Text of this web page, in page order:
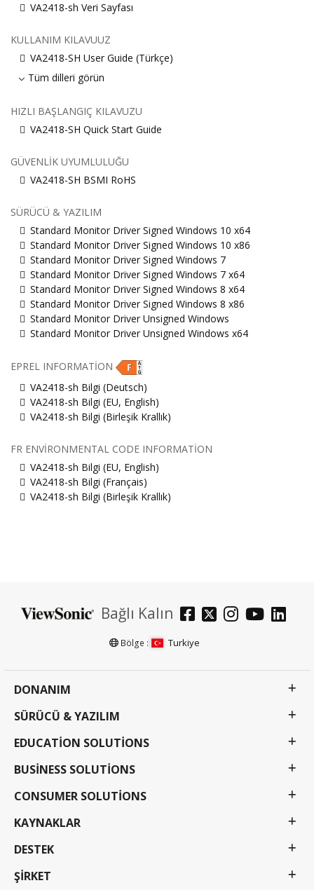
VA2418-sh Veri Sayfası
KULLANIM KILAVUUZ
VA2418-SH User Guide (Türkçe)
Tüm dilleri görün
HIZLI BAŞLANGIÇ KILAVUZU
VA2418-SH Quick Start Guide
GÜVENLIK UYUMLULUĞU
VA2418-SH BSMI RoHS
SÜRÜCÜ & YAZILIM
Standard Monitor Driver Signed Windows 10 x64
Standard Monitor Driver Signed Windows 10 x86
Standard Monitor Driver Signed Windows 7
Standard Monitor Driver Signed Windows 7 x64
Standard Monitor Driver Signed Windows 8 x64
Standard Monitor Driver Signed Windows 8 x86
Standard Monitor Driver Unsigned Windows
Standard Monitor Driver Unsigned Windows x64
EPREL INFORMATION
VA2418-sh Bilgi (Deutsch)
VA2418-sh Bilgi (EU, English)
VA2418-sh Bilgi (Birleşik Krallık)
FR ENVIRONMENTAL CODE INFORMATION
VA2418-sh Bilgi (EU, English)
VA2418-sh Bilgi (Français)
VA2418-sh Bilgi (Birleşik Krallık)
Bağlı Kalın
Bölge : Turkiye
DONANIM
SÜRÜCÜ & YAZILIM
EDUCATION SOLUTIONS
BUSINESS SOLUTIONS
CONSUMER SOLUTIONS
KAYNAKLAR
DESTEK
ŞIRKET